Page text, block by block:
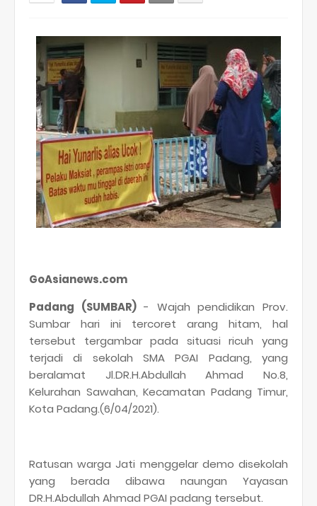
GoAsianews.com
Padang (SUMBAR)- Wajah pendidikan Prov.
Sumbar hari ini tercoret arang hitam, hal
tersebut tergambar pada situasi ricuh yang
terjadi di sekolah SMA PGAI Padang, yang
beralamat Jl.DR.H.Abdullah Ahmad No.8,
Kelurahan Sawahan, Kecamatan Padang Timur,
Kota Padang.(6/04/2021).
Ratusan warga Jati menggelar demo disekolah
yang berada dibawa naungan Yayasan
DR.H.Abdullah Ahmad PGAI padang tersebut.